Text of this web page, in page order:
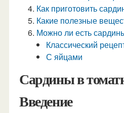
Как приготовить
Какие полезные
Можно ли есть
Классический
С яйцами
Сардины в
Введение